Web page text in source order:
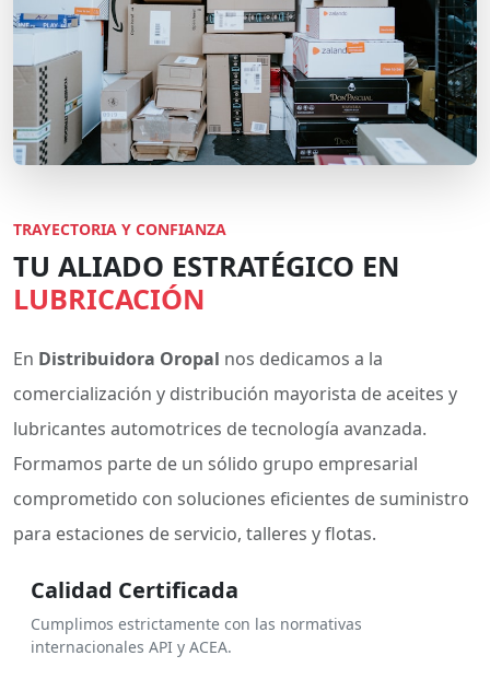
TRAYECTORIA Y CONFIANZA
TU ALIADO ESTRATÉGICO EN
LUBRICACIÓN
En Distribuidora Oropal nos dedicamos a la
comercialización y distribución mayorista de aceites y
lubricantes automotrices de tecnología avanzada.
Formamos parte de un sólido grupo empresarial
comprometido con soluciones eficientes de suministro
para estaciones de servicio, talleres y flotas.
Calidad Certificada
Cumplimos estrictamente con las normativas
internacionales API y ACEA.